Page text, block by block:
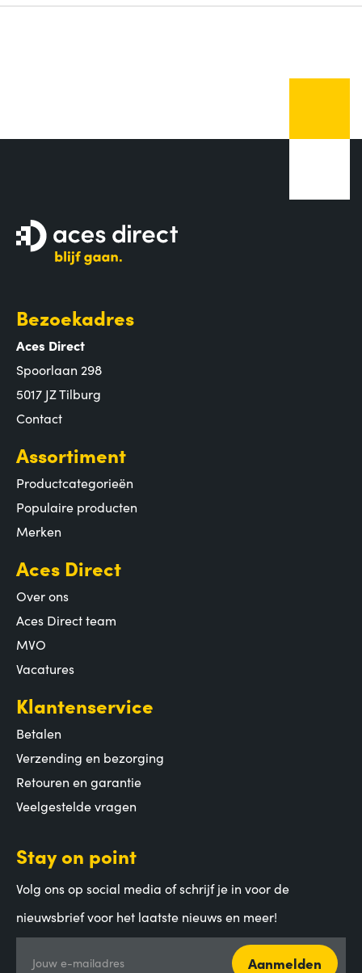
Bezoekadres
Aces Direct
Spoorlaan 298
5017 JZ Tilburg
Contact
Assortiment
Productcategorieën
Populaire producten
Merken
Aces Direct
Over ons
Aces Direct team
MVO
Vacatures
Klantenservice
Betalen
Verzending en bezorging
Retouren en garantie
Veelgestelde vragen
Stay on point
Volg ons op social media of schrijf je in voor de
nieuwsbrief voor het laatste nieuws en meer!
Jouw e-mailadres Aanmelden